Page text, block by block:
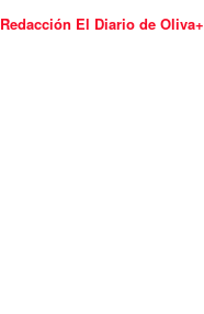
Redacción El Diario de Oliva+